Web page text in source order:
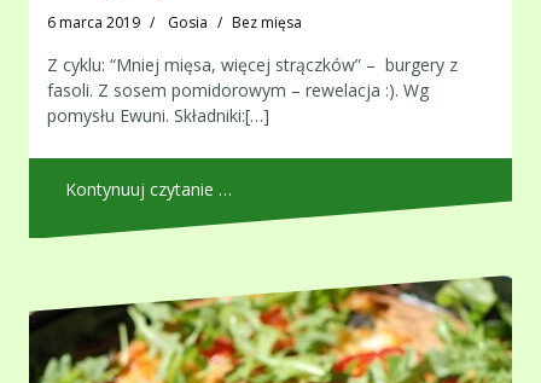
6 marca 2019 Gosia Bez mięsa
Z cyklu: “Mniej mięsa, więcej strączków” – burgery z
fasoli. Z sosem pomidorowym – rewelacja :). Wg
pomysłu Ewuni. Składniki:[…]
Kontynuuj czytanie …